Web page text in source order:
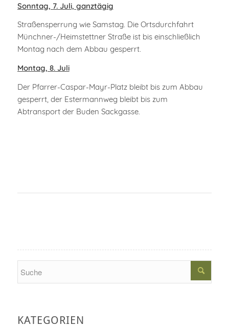
Sonntag, 7. Juli, ganztägig
Straßensperrung wie Samstag. Die Ortsdurchfahrt
Münchner-/Heimstettner Straße ist bis einschließlich
Montag nach dem Abbau gesperrt.
Montag, 8. Juli
Der Pfarrer-Caspar-Mayr-Platz bleibt bis zum Abbau
gesperrt, der Estermannweg bleibt bis zum
Abtransport der Buden Sackgasse.
KATEGORIEN